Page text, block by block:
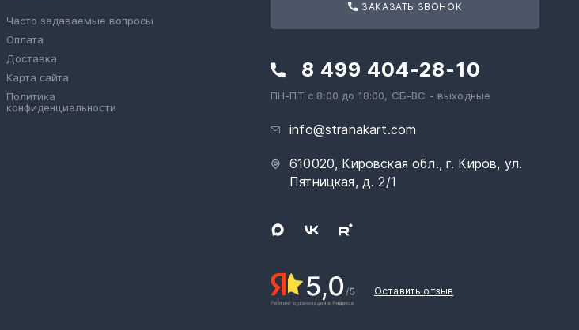
Часто задаваемые вопросы
Оплата
Доставка
Карта сайта
Политика
конфиденциальности
ЗАКАЗАТЬ ЗВОНОК
8 499 404-28-10
ПН-ПТ с 8:00 до 18:00, СБ-ВС - выходные
info@stranakart.com
610020, Кировская обл., г. Киров, ул.
Пятницкая, д. 2/1
Оставить отзыв